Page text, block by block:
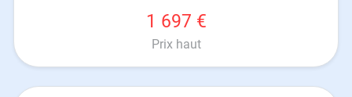
1 697 €
Prix haut